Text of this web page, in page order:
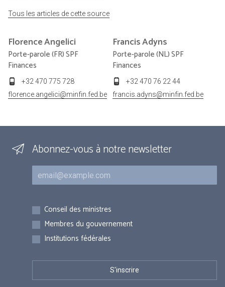
Tous les articles de cette source
FlorenceAngelici
Porte-parole (FR) SPF
Finances
+32 470 775 728
florence.angelici@minfin.fed.be
FrancisAdyns
Porte-parole (NL) SPF
Finances
+32 470 76 22 44
francis.adyns@minfin.fed.be
Abonnez-vous à notre newsletter
Courriel
Inscriptions
Conseil des ministres
Membres du gouvernement
Institutions fédérales